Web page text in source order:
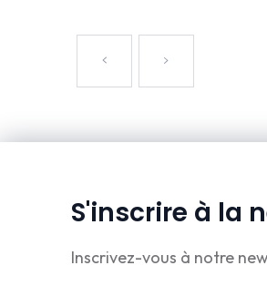
S'inscrire à la
Inscrivez-vous à notre